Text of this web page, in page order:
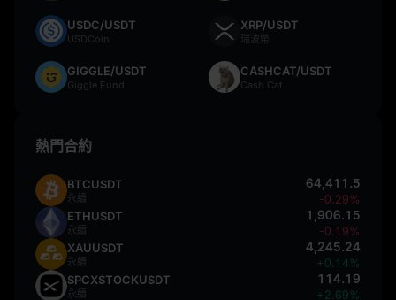
USDC/USDT
USDCoin
XRP/USDT
瑞波幣
GIGGLE/USDT
Giggle Fund
CASHCAT/USDT
Cash Cat
熱門合約
BTCUSDT
永續
64,411.5
-0.29%
ETHUSDT
永續
1,906.15
-0.19%
XAUUSDT
永續
4,245.24
+0.14%
SPCXSTOCKUSDT
永續
114.19
+2.69%